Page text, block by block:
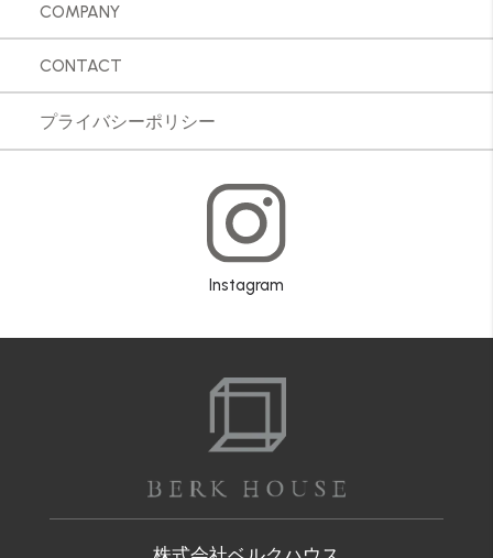
COMPANY
CONTACT
プライバシーポリシー
Instagram